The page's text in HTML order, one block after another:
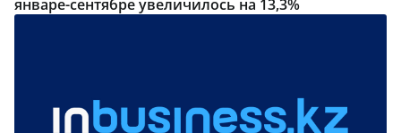
январе-сентябре увеличилось на 13,3%